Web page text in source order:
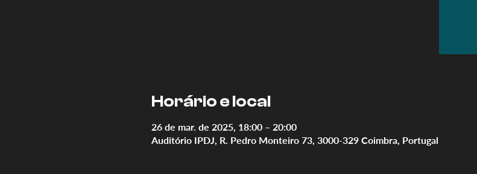
Horário e local
26 de mar. de 2025, 18:00 – 20:00
Auditório IPDJ, R. Pedro Monteiro 73, 3000-329 Coimbra, Portugal